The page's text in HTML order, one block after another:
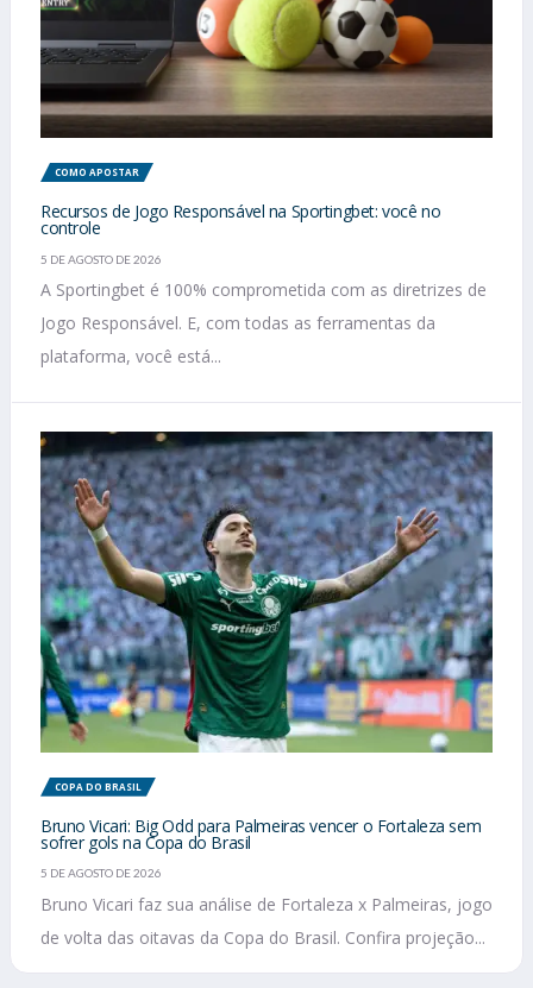
COMO APOSTAR
Recursos de Jogo Responsável na Sportingbet: você no
controle
5 DE AGOSTO DE 2026
A Sportingbet é 100% comprometida com as diretrizes de
Jogo Responsável. E, com todas as ferramentas da
plataforma, você está...
COPA DO BRASIL
Bruno Vicari: Big Odd para Palmeiras vencer o Fortaleza sem
sofrer gols na Copa do Brasil
5 DE AGOSTO DE 2026
Bruno Vicari faz sua análise de Fortaleza x Palmeiras, jogo
de volta das oitavas da Copa do Brasil. Confira projeção...